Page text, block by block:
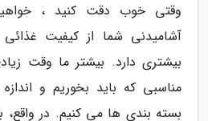
وقتی خوب دقت کنید ،
آشامیدنی شما از کیفیت
بیشتری دارد. بیشتر ما وقت
مناسبی که باید بخوریم و
بسته بندی ها می کنیم. در واقع،